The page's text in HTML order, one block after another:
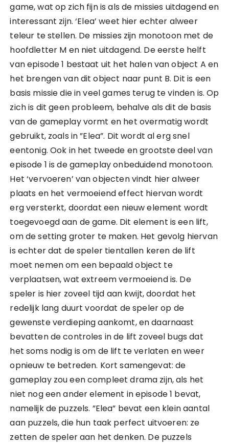
game, wat op zich fijn is als de missies uitdagend en
interessant zijn. ‘Elea’ weet hier echter alweer
teleur te stellen. De missies zijn monotoon met de
hoofdletter M en niet uitdagend. De eerste helft
van episode 1 bestaat uit het halen van object A en
het brengen van dit object naar punt B. Dit is een
basis missie die in veel games terug te vinden is. Op
zich is dit geen probleem, behalve als dit de basis
van de gameplay vormt en het overmatig wordt
gebruikt, zoals in ”Elea”. Dit wordt al erg snel
eentonig. Ook in het tweede en grootste deel van
episode 1 is de gameplay onbeduidend monotoon.
Het ‘vervoeren’ van objecten vindt hier alweer
plaats en het vermoeiend effect hiervan wordt
erg versterkt, doordat een nieuw element wordt
toegevoegd aan de game. Dit element is een lift,
om de setting groter te maken. Het gevolg hiervan
is echter dat de speler tientallen keren de lift
moet nemen om een bepaald object te
verplaatsen, wat extreem vermoeiend is. De
speler is hier zoveel tijd aan kwijt, doordat het
redelijk lang duurt voordat de speler op de
gewenste verdieping aankomt, en daarnaast
bevatten de controles in de lift zoveel bugs dat
het soms nodig is om de lift te verlaten en weer
opnieuw te betreden. Kort samengevat: de
gameplay zou een compleet drama zijn, als het
niet nog een ander element in episode 1 bevat,
namelijk de puzzels. ”Elea” bevat een klein aantal
aan puzzels, die hun taak perfect uitvoeren: ze
zetten de speler aan het denken. De puzzels